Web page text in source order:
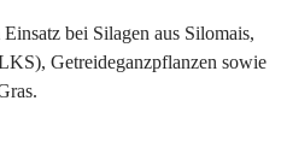
bei Silagen aus Silomais,
Getreideganzpflanzen sowie